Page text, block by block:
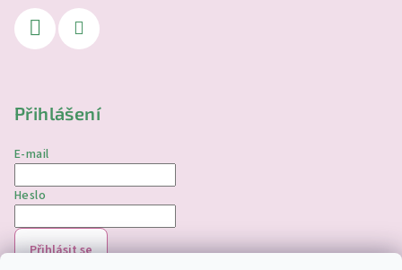
Přihlášení
E-mail
Heslo
Přihlásit se